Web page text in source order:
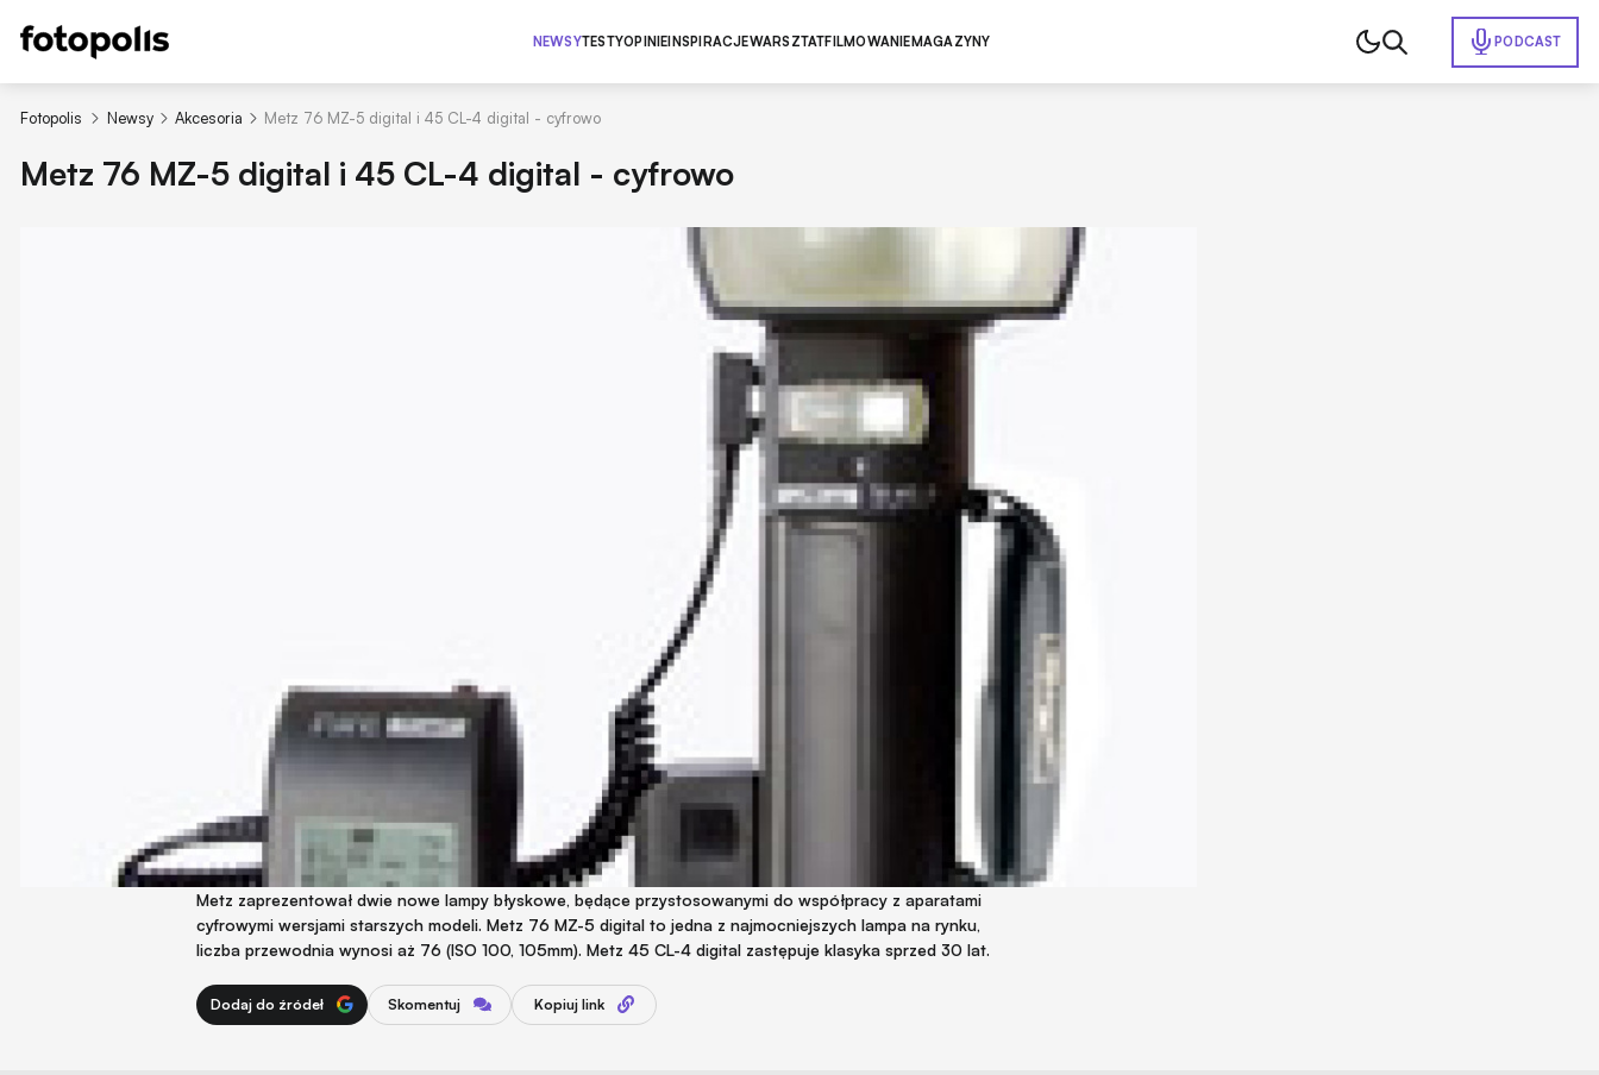
NEWSYTESTYOPINIEINSPIRACJEWARSZTATFILMOWANIEMAGAZYNY PODCAST
Fotopolis Newsy Akcesoria Metz 76 MZ-5 digital i 45 CL-4 digital - cyfrowo
Metz 76 MZ-5 digital i 45 CL-4 digital - cyfrowo
Metz zaprezentował dwie nowe lampy błyskowe, będące przystosowanymi do współpracy z aparatami
cyfrowymi wersjami starszych modeli. Metz 76 MZ-5 digital to jedna z najmocniejszych lampa na rynku,
liczba przewodnia wynosi aż 76 (ISO 100, 105mm). Metz 45 CL-4 digital zastępuje klasyka sprzed 30 lat.
Dodaj do źródeł Skomentuj Kopiuj link